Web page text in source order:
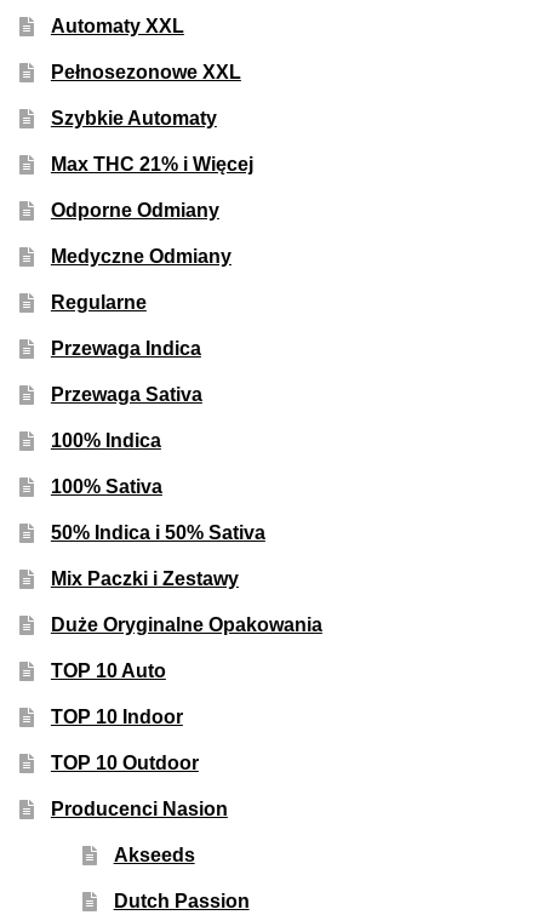
Automaty XXL
Pełnosezonowe XXL
Szybkie Automaty
Max THC 21% i Więcej
Odporne Odmiany
Medyczne Odmiany
Regularne
Przewaga Indica
Przewaga Sativa
100% Indica
100% Sativa
50% Indica i 50% Sativa
Mix Paczki i Zestawy
Duże Oryginalne Opakowania
TOP 10 Auto
TOP 10 Indoor
TOP 10 Outdoor
Producenci Nasion
Akseeds
Dutch Passion